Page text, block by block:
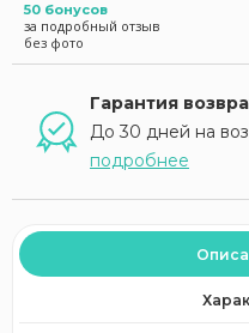
50 бонусов
за подробный отзыв
без фото
Гарантия
До 30 дней на
подробнее